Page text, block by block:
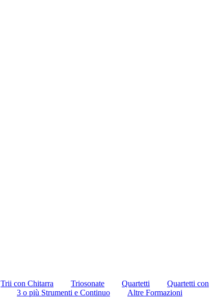
Trii con Chitarra Triosonate Quartetti
Quartetti con
3 o più Strumenti e Continuo
Altre Formazioni